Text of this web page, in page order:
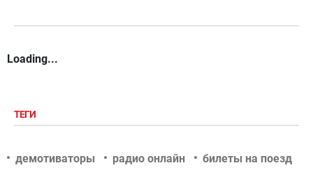
Loading...
ТЕГИ
демотиваторы радио онлайн билеты на поезд